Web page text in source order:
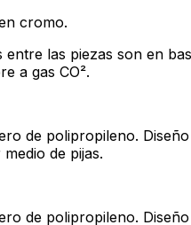
cromo.
entre las piezas son en
a gas CO².
de polipropileno.
de pijas.
de polipropileno.